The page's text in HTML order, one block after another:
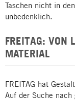
Taschen nicht in
unbedenklich.
FREITAG: VON
MATERIAL
FREITAG hat
Auf der Suche